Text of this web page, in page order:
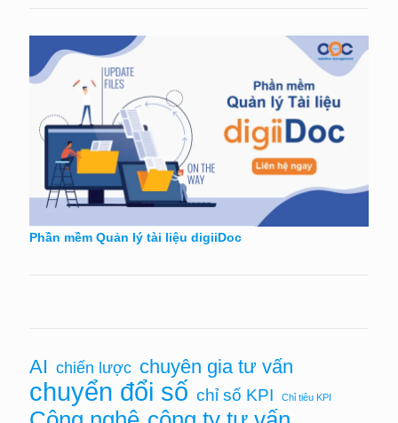
Phần mềm Quản lý tài liệu digiiDoc
AI chiến lược chuyên gia tư vấn
chuyển đổi số chỉ số KPI Chỉ tiêu KPI